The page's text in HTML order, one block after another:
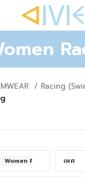
Racing
Women Racing เพศ